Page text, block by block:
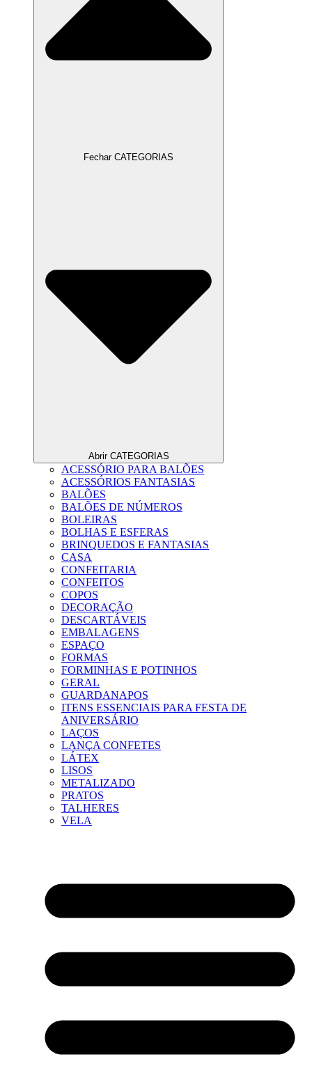
Fechar CATEGORIAS
Abrir CATEGORIAS
ACESSÓRIO PARA BALÕES
ACESSÓRIOS FANTASIAS
BALÕES
BALÕES DE NÚMEROS
BOLEIRAS
BOLHAS E ESFERAS
BRINQUEDOS E FANTASIAS
CASA
CONFEITARIA
CONFEITOS
COPOS
DECORAÇÃO
DESCARTÁVEIS
EMBALAGENS
ESPAÇO
FORMAS
FORMINHAS E POTINHOS
GERAL
GUARDANAPOS
ITENS ESSENCIAIS PARA FESTA DE
ANIVERSÁRIO
LAÇOS
LANÇA CONFETES
LÁTEX
LISOS
METALIZADO
PRATOS
TALHERES
VELA